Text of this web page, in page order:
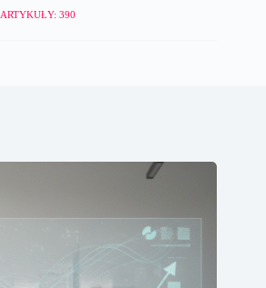
ARTYKUŁY: 390